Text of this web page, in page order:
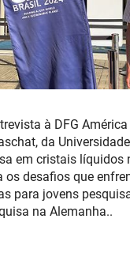
à DFG
da
em cristais líquidos
desafios que
para jovens
na Alemanha..